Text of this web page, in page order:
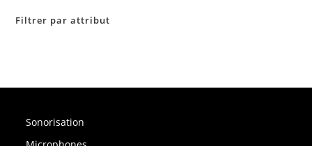
Filtrer par attribut
Sonorisation